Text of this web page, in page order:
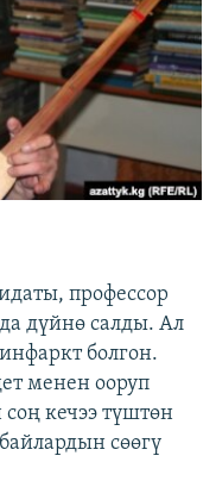
профессор
дүйнө салды. Ал
болгон.
менен ооруп
кечээ түштөн
сөөгү